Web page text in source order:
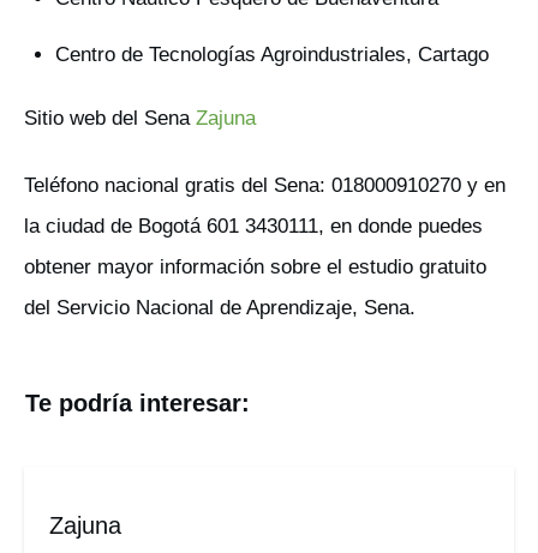
Centro de Tecnologías Agroindustriales, Cartago
Sitio web del Sena Zajuna
Teléfono nacional gratis del Sena: 018000910270 y en
la ciudad de Bogotá 601 3430111, en donde puedes
obtener mayor información sobre el estudio gratuito
del Servicio Nacional de Aprendizaje, Sena.
Te podría interesar:
Zajuna